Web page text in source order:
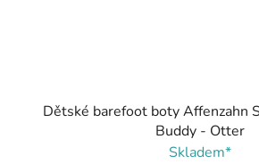
Dětské barefoot boty Affenzahn
Buddy - Otter
Skladem*